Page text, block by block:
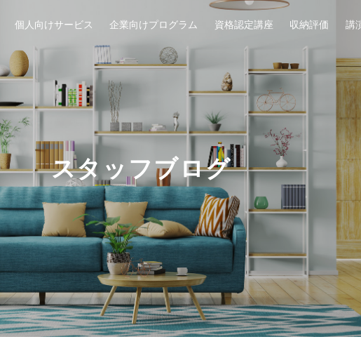
個人向けサービス 企業向けプログラム 資格認定講座 収納評価 講
スタッフブログ